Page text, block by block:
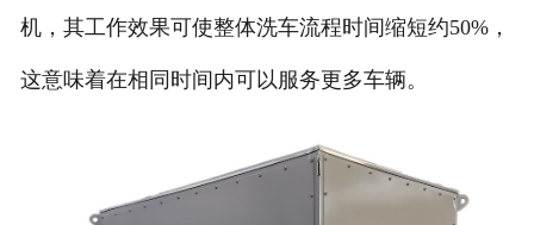
机，其工作效果可使整体洗车流程时间缩短约50%，
这意味着在相同时间内可以服务更多车辆。